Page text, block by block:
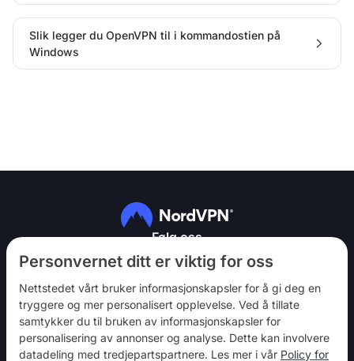
Personvernet ditt er viktig for oss
Nettstedet vårt bruker informasjonskapsler for å gi deg en
tryggere og mer personalisert opplevelse. Ved å tillate
samtykker du til bruken av informasjonskapsler for
personalisering av annonser og analyse. Dette kan involvere
datadeling med tredjepartspartnere. Les mer i vår Policy for
Slik legger du OpenVPN til i kommandostien på
Windows
Følg oss
NordVPN